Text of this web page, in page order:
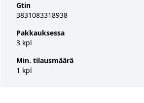
Gtin
3831083318938
Pakkauksessa
3 kpl
Min. tilausmäärä
1 kpl